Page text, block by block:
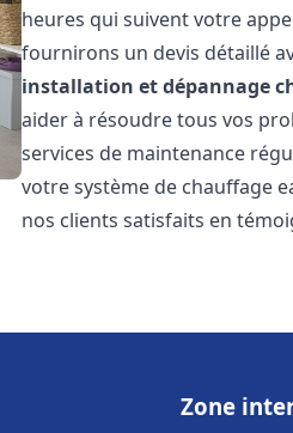
heures qui suivent votre
fournirons un devis détaillé
installation et dépannage
aider à résoudre tous vos
services de maintenance
votre système de chauffage
nos clients satisfaits en
Zone